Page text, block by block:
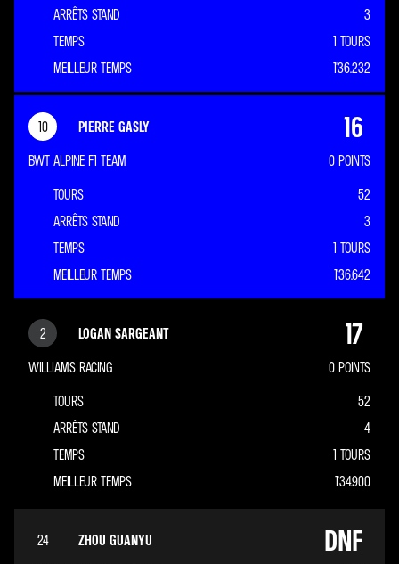
SEC.
TEMPS
1 TOURS
3
1'36.232
ARRÊTS STAND
TEMPS
MEILLEUR TEMPS
16
10
PIERRE GASLY
BWT ALPINE F1 TEAM
52
1 TOURS
3
1'36.642
0 POINTS
TOURS
ARRÊTS STAND
TEMPS
MEILLEUR TEMPS
17
2
LOGAN SARGEANT
WILLIAMS RACING
52
1 TOURS
4
1'34.900
0 POINTS
TOURS
ARRÊTS STAND
TEMPS
MEILLEUR TEMPS
DNF
24
ZHOU GUANYU